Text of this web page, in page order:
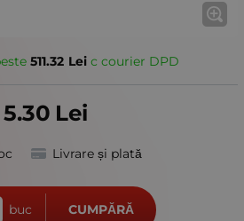
511.32 Leiс courier DPD
5.30 Lei
Livrare și plată
buc CUMPĂRĂ